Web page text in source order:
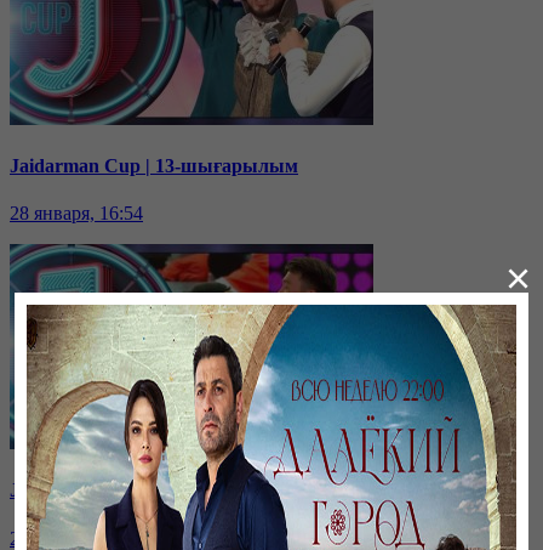
Jaidarman Cup | 13-шығарылым
28 января, 16:54
Jaidarman Cup | 12-шығарылым
28 января, 16:50
×